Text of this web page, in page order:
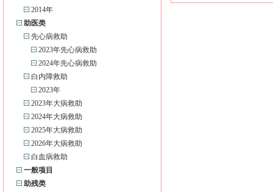
2014年
助医类
先心病救助
2023年先心病救助
2024年先心病救助
白内障救助
2023年
2023年大病救助
2024年大病救助
2025年大病救助
2026年大病救助
白血病救助
一般项目
助残类